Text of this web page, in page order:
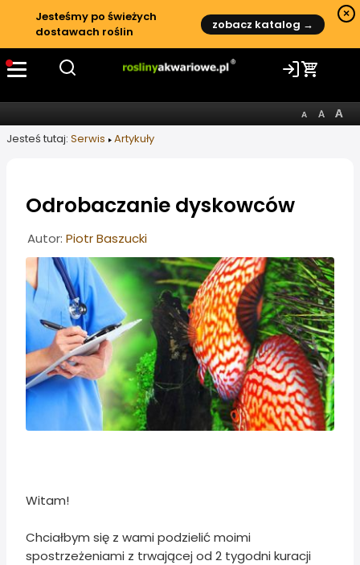
Jesteśmy po świeżych
dostawach roślin
zobacz katalog →
×
Jesteś tutaj: Serwis Artykuły
Odrobaczanie dyskowców
Informacje o artykule
Autor: Piotr Baszucki
Witam!
Chciałbym się z wami podzielić moimi
spostrzeżeniami z trwającej od 2 tygodni kuracji